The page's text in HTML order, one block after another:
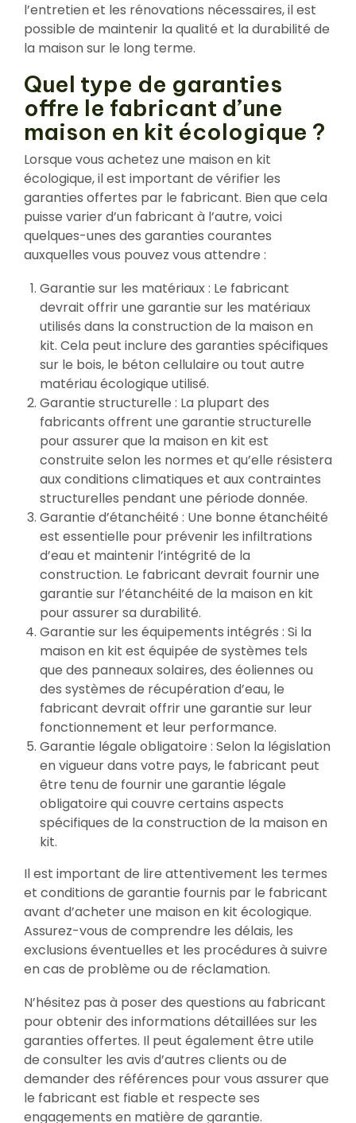
l’entretien et les rénovations nécessaires, il est
possible de maintenir la qualité et la durabilité de
la maison sur le long terme.
Quel type de garanties
offre le fabricant d’une
maison en kit écologique ?
Lorsque vous achetez une maison en kit
écologique, il est important de vérifier les
garanties offertes par le fabricant. Bien que cela
puisse varier d’un fabricant à l’autre, voici
quelques-unes des garanties courantes
auxquelles vous pouvez vous attendre :
Garantie sur les matériaux : Le fabricant
devrait offrir une garantie sur les matériaux
utilisés dans la construction de la maison en
kit. Cela peut inclure des garanties spécifiques
sur le bois, le béton cellulaire ou tout autre
matériau écologique utilisé.
Garantie structurelle : La plupart des
fabricants offrent une garantie structurelle
pour assurer que la maison en kit est
construite selon les normes et qu’elle résistera
aux conditions climatiques et aux contraintes
structurelles pendant une période donnée.
Garantie d’étanchéité : Une bonne étanchéité
est essentielle pour prévenir les infiltrations
d’eau et maintenir l’intégrité de la
construction. Le fabricant devrait fournir une
garantie sur l’étanchéité de la maison en kit
pour assurer sa durabilité.
Garantie sur les équipements intégrés : Si la
maison en kit est équipée de systèmes tels
que des panneaux solaires, des éoliennes ou
des systèmes de récupération d’eau, le
fabricant devrait offrir une garantie sur leur
fonctionnement et leur performance.
Garantie légale obligatoire : Selon la législation
en vigueur dans votre pays, le fabricant peut
être tenu de fournir une garantie légale
obligatoire qui couvre certains aspects
spécifiques de la construction de la maison en
kit.
Il est important de lire attentivement les termes
et conditions de garantie fournis par le fabricant
avant d’acheter une maison en kit écologique.
Assurez-vous de comprendre les délais, les
exclusions éventuelles et les procédures à suivre
en cas de problème ou de réclamation.
N’hésitez pas à poser des questions au fabricant
pour obtenir des informations détaillées sur les
garanties offertes. Il peut également être utile
de consulter les avis d’autres clients ou de
demander des références pour vous assurer que
le fabricant est fiable et respecte ses
engagements en matière de garantie.